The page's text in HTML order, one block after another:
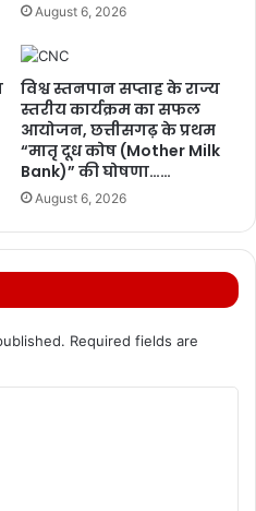
August 6, 2026
विश्व स्तनपान सप्ताह के राज्य
स्तरीय कार्यक्रम का सफल
आयोजन, छत्तीसगढ़ के प्रथम
“मातृ दूध कोष (Mother Milk
Bank)” की घोषणा……
August 6, 2026
Required fields are